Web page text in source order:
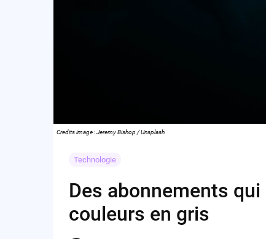
Credits image : Jeremy Bishop / Unsplash
Technologie
Des abonnements
couleurs en gris